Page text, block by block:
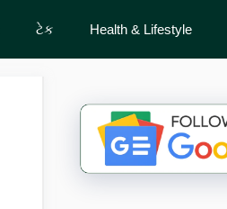
ટેક Health & Lifestyle